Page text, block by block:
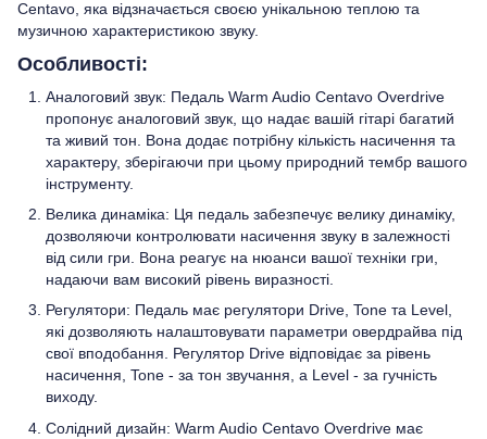
Centavo, яка відзначається своєю унікальною теплою та
музичною характеристикою звуку.
Особливості:
Аналоговий звук: Педаль Warm Audio Centavo Overdrive
пропонує аналоговий звук, що надає вашій гітарі багатий
та живий тон. Вона додає потрібну кількість насичення та
характеру, зберігаючи при цьому природний тембр вашого
інструменту.
Велика динаміка: Ця педаль забезпечує велику динаміку,
дозволяючи контролювати насичення звуку в залежності
від сили гри. Вона реагує на нюанси вашої техніки гри,
надаючи вам високий рівень виразності.
Регулятори: Педаль має регулятори Drive, Tone та Level,
які дозволяють налаштовувати параметри овердрайва під
свої вподобання. Регулятор Drive відповідає за рівень
насичення, Tone - за тон звучання, а Level - за гучність
виходу.
Солідний дизайн: Warm Audio Centavo Overdrive має